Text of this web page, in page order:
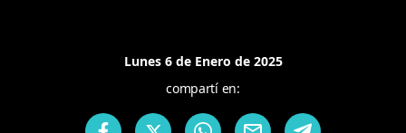
Lunes 6 de Enero de 2025
compartí en: